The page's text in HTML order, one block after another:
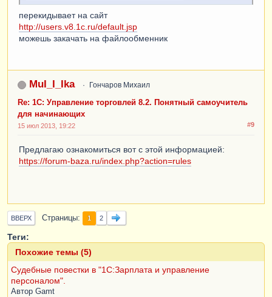
перекидывает на сайт
http://users.v8.1c.ru/default.jsp
можешь закачать на файлообменник
MuI_I_Ika Гончаров Михаил
Re: 1С: Управление торговлей 8.2. Понятный самоучитель
для начинающих
#9
15 июл 2013, 19:22
Предлагаю ознакомиться вот с этой информацией:
https://forum-baza.ru/index.php?action=rules
ВВЕРХ Страницы 1 2
Теги:
Похожие темы (5)
Судебные повестки в "1С:Зарплата и управление
персоналом".
Автор Gamt